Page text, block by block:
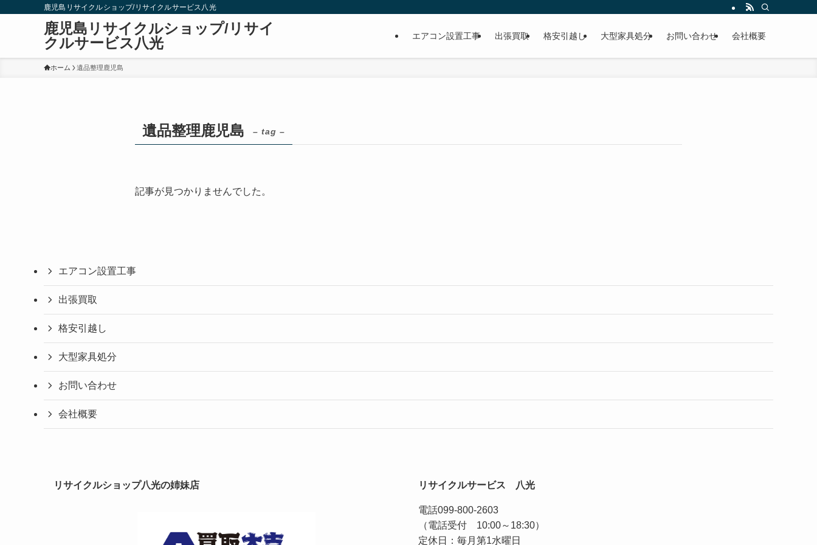
鹿児島リサイクルショップ/リサイクルサービス八光
鹿児島リサイクルショップ/リサイ
クルサービス八光
エアコン設置工事 出張買取 格安引越し 大型家具処分 お問い合わせ 会社概要
ホーム 遺品整理鹿児島
遺品整理鹿児島 – tag –
記事が見つかりませんでした。
エアコン設置工事
出張買取
格安引越し
大型家具処分
お問い合わせ
会社概要
リサイクルショップ八光の姉妹店 リサイクルサービス 八光
電話099-800-2603
（電話受付 10:00～18:30）
定休日：毎月第1水曜日